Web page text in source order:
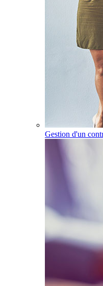
Gestion d'un